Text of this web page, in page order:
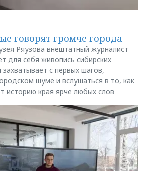
говорят громче города
Ряузова внештатный журналист
для себя живопись сибирских
захватывает с первых шагов,
шуме и вслушаться в то, как
историю края ярче любых слов